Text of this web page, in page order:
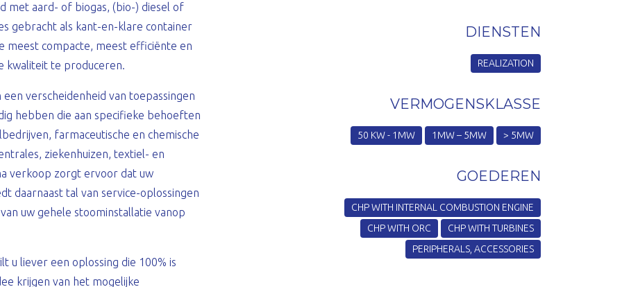
met aard- of biogas, (bio-) diesel of
gebracht als kant-en-klare container
meest compacte, meest efficiënte en
kwaliteit te produceren.
verscheidenheid van toepassingen
hebben die aan specifieke behoeften
farmaceutische en chemische
ziekenhuizen, textiel- en
verkoop zorgt ervoor dat uw
daarnaast tal van service-oplossingen
uw gehele stoominstallatie vanop
u liever een oplossing die 100% is
krijgen van het mogelijke
DIENSTEN
REALIZATION
VERMOGENSKLASSE
50 KW - 1MW 1MW – 5MW > 5MW
GOEDEREN
CHP WITH INTERNAL COMBUSTION ENGINE
CHP WITH ORC
CHP WITH TURBINES
PERIPHERALS, ACCESSORIES